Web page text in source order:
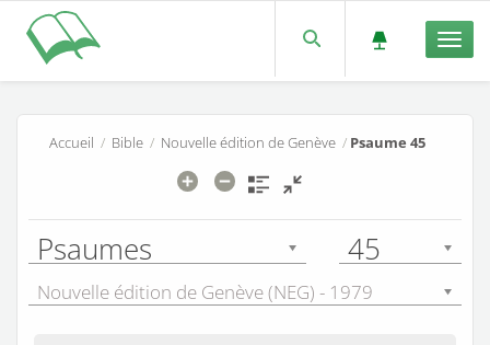
Accueil / Bible / Nouvelle édition de Genève / Psaume 45
Psaumes 45
Nouvelle édition de Genève (NEG) - 1979